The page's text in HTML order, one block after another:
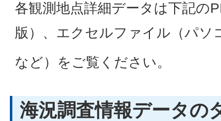
各観測地点詳細データは下記の
版）、エクセルファイル（パソ
など）をご覧ください。
海況調査情報データの